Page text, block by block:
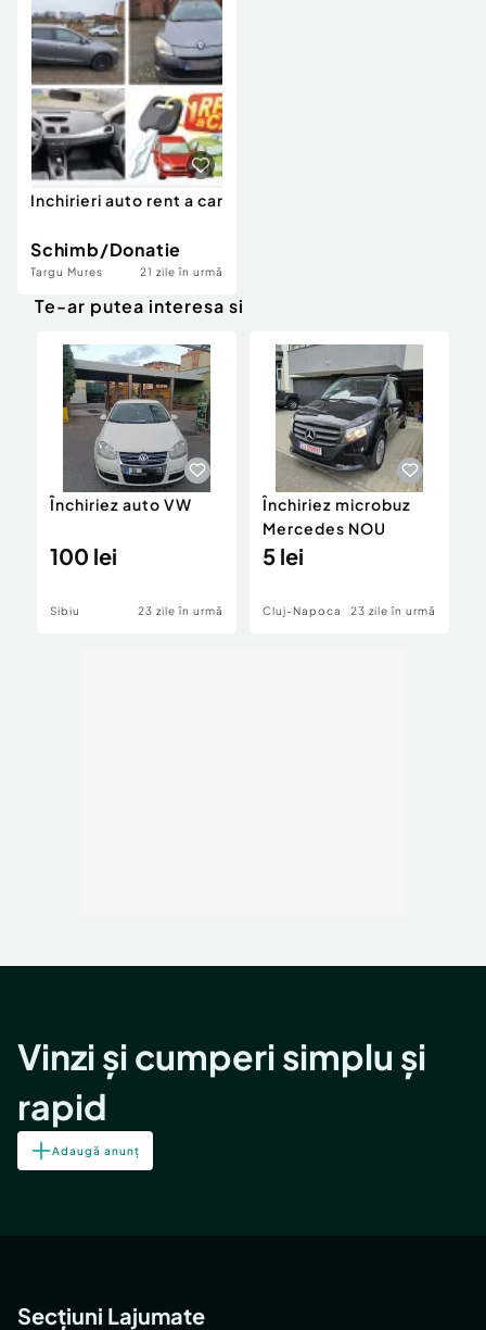
Servicii
Animale de companie
Afaceri și echipamente profesionale
Inchiriere Bunuri si Vehicule
Utilaje agricole si industriale
Piese auto si accesorii
Dacia Duster
Inchirieri auto rent a car
Schimb/Donatie
Targu Mures 21 zile în urmă
Te-ar putea interesa si
Închiriez auto VW
100 lei
Sibiu 23 zile în urmă
Închiriez microbuz
Mercedes NOU
5 lei
Cluj-Napoca 23 zile în urmă
Vinzi și cumperi simplu și
rapid
Adaugă anunț
Secțiuni Lajumate